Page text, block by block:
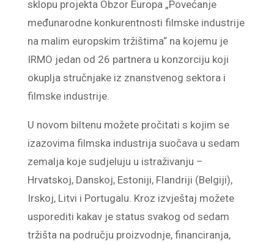
sklopu projekta Obzor Europa „Povećanje
međunarodne konkurentnosti filmske industrije
na malim europskim tržištima“ na kojemu je
IRMO jedan od 26 partnera u konzorciju koji
okuplja stručnjake iz znanstvenog sektora i
filmske industrije.
U novom biltenu možete pročitati s kojim se
izazovima filmska industrija suočava u sedam
zemalja koje sudjeluju u istraživanju –
Hrvatskoj, Danskoj, Estoniji, Flandriji (Belgiji),
Irskoj, Litvi i Portugalu. Kroz izvještaj možete
usporediti kakav je status svakog od sedam
tržišta na području proizvodnje, financiranja,